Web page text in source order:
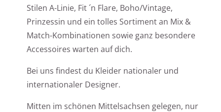
Stilen A-Linie, Fit ´n Flare, Boho/Vintage,
Prinzessin und ein tolles Sortiment an Mix &
Match-Kombinationen sowie ganz besondere
Accessoires warten auf dich.
Bei uns findest du Kleider nationaler und
internationaler Designer.
Mitten im schönen Mittelsachsen gelegen, nur